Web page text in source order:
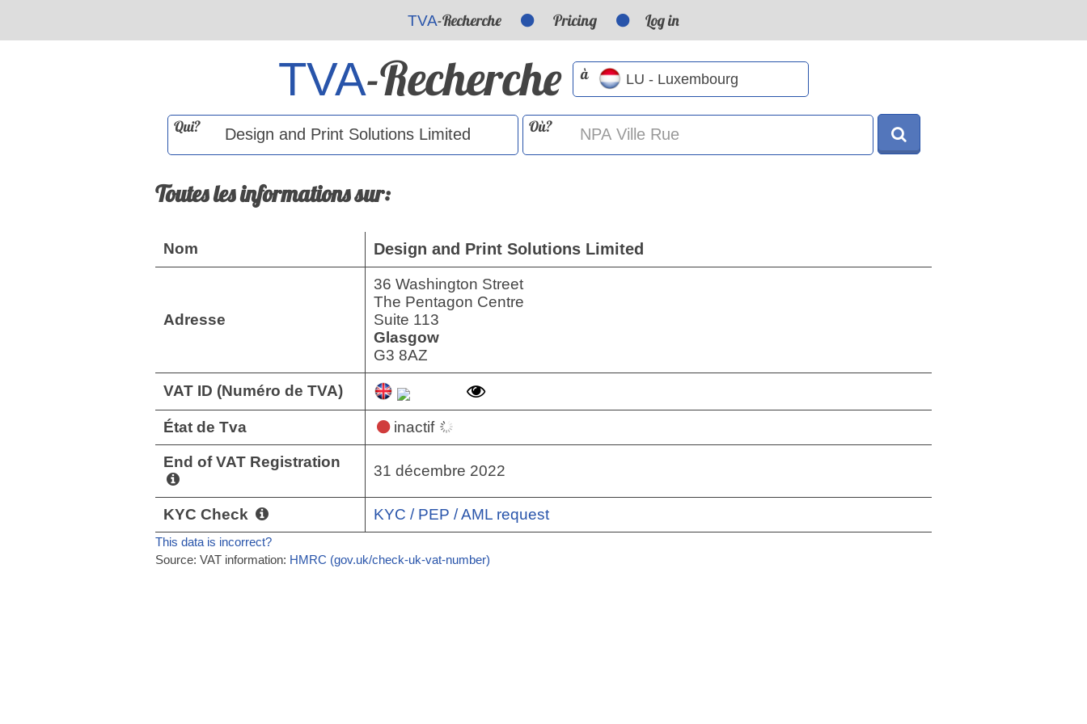
TVA-Recherche Pricing Log in
TVA-Recherche à
Qui? Où?
Toutes les informations sur:
Nom Design and Print Solutions Limited
Adresse
36 Washington Street
The Pentagon Centre
Suite 113
Glasgow
G3 8AZ
VAT ID (Numéro de TVA)
État de Tva inactif
End of VAT Registration
31 décembre 2022
KYC Check KYC / PEP / AML request
This data is incorrect?
Source: VAT information: HMRC (gov.uk/check-uk-vat-number)